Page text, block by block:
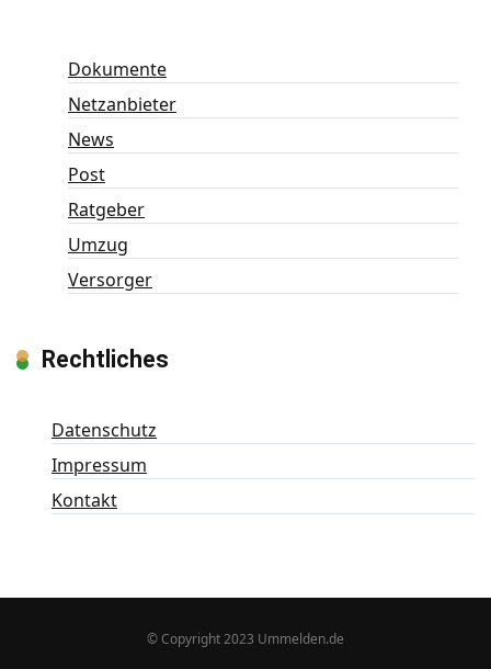
Dokumente
Netzanbieter
News
Post
Ratgeber
Umzug
Versorger
Rechtliches
Datenschutz
Impressum
Kontakt
© Copyright 2023 Ummelden.de